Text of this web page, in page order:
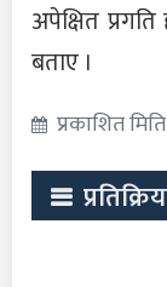
अपेक्षित
बताए ।
प्रकाशित